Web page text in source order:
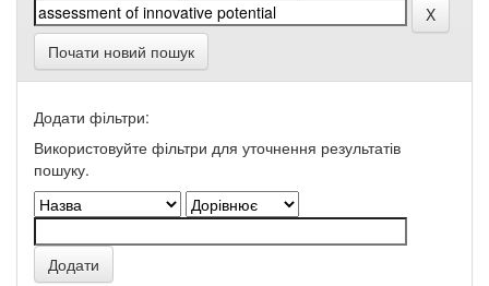
Почати новий пошук
Додати фільтри:
Використовуйте фільтри для уточнення результатів
пошуку.